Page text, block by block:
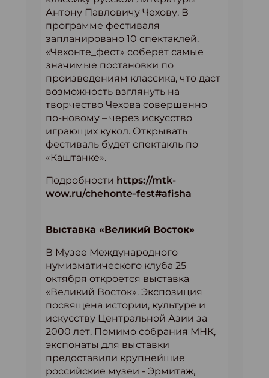
Антону Павловичу Чехову. В
программе фестиваля
запланировано 10 спектаклей.
«Чехонте_фест» соберёт самые
значимые постановки по
произведениям классика, что даст
возможность взглянуть на
творчество Чехова совершенно
по-новому – через искусство
играющих кукол. Открывать
фестиваль будет спектакль по
«Каштанке».
Подробности https://mtk-
wow.ru/chehonte-fest#afisha
Выставка «Великий Восток»
В Музее Международного
нумизматического клуба 25
октября откроется выставка
«Великий Восток». Экспозиция
посвящена истории, культуре и
искусству Центральной Азии за
2000 лет. Помимо собрания МНК,
экспонаты для выставки
предоставили крупнейшие
российские музеи - Эрмитаж,